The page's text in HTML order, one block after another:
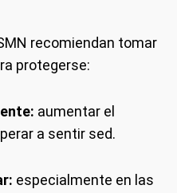
recomiendan tomar
protegerse:
aumentar el
a sentir sed.
especialmente en las